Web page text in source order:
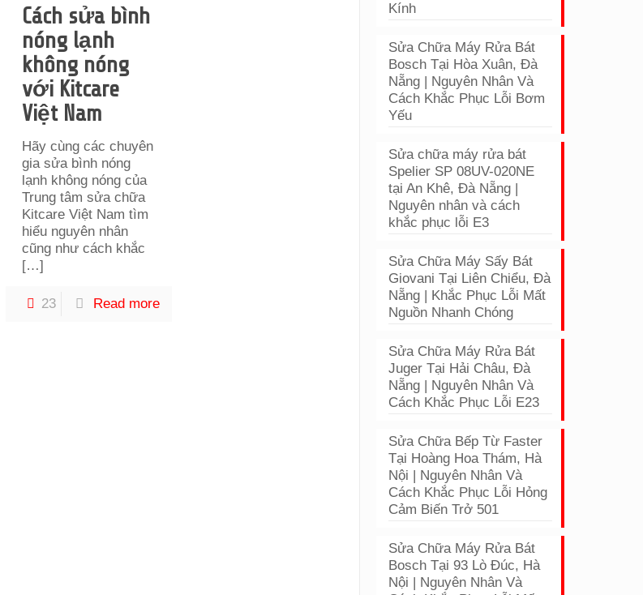
Cách sửa bình
nóng lạnh
không nóng
với Kitcare
Việt Nam
Hãy cùng các chuyên
gia sửa bình nóng
lạnh không nóng của
Trung tâm sửa chữa
Kitcare Việt Nam tìm
hiểu nguyên nhân
cũng như cách khắc
[…]
23 Read more
Kính
Sửa Chữa Máy Rửa Bát
Bosch Tại Hòa Xuân, Đà
Nẵng | Nguyên Nhân Và
Cách Khắc Phục Lỗi Bơm
Yếu
Sửa chữa máy rửa bát
Spelier SP 08UV-020NE
tại An Khê, Đà Nẵng |
Nguyên nhân và cách
khắc phục lỗi E3
Sửa Chữa Máy Sấy Bát
Giovani Tại Liên Chiểu, Đà
Nẵng | Khắc Phục Lỗi Mất
Nguồn Nhanh Chóng
Sửa Chữa Máy Rửa Bát
Juger Tại Hải Châu, Đà
Nẵng | Nguyên Nhân Và
Cách Khắc Phục Lỗi E23
Sửa Chữa Bếp Từ Faster
Tại Hoàng Hoa Thám, Hà
Nội | Nguyên Nhân Và
Cách Khắc Phục Lỗi Hỏng
Cảm Biến Trở 501
Sửa Chữa Máy Rửa Bát
Bosch Tại 93 Lò Đúc, Hà
Nội | Nguyên Nhân Và